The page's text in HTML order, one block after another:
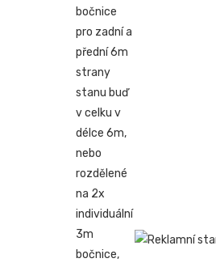
bočnice
pro zadní a
přední 6m
strany
stanu buď
v celku v
délce 6m,
nebo
rozdělené
na 2x
individuální
3m
bočnice,